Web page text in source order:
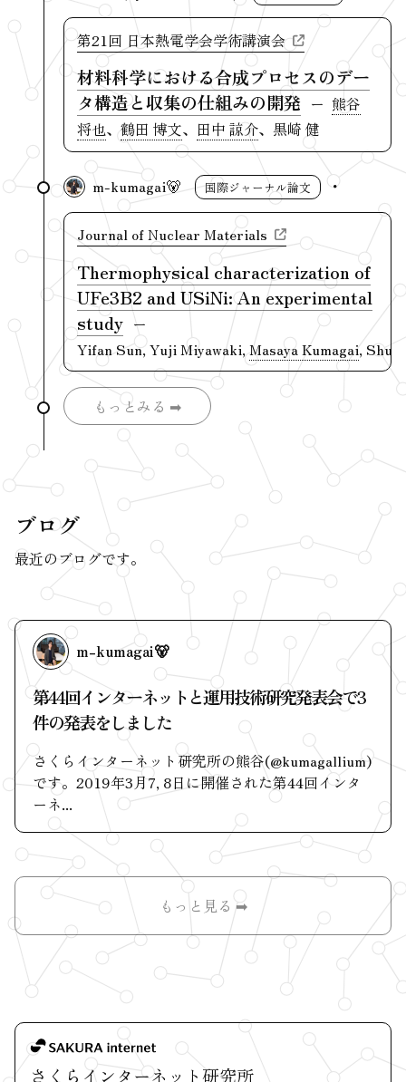
第21回 日本熱電学会学術講演会
材料科学における合成プロセスのデー
タ構造と収集の仕組みの開発
熊谷
将也、鶴田 博文、 田中 諒介、黒崎 健
m-kumagai🐻 国際ジャーナル論文
Journal of Nuclear Materials
Thermophysical characterization of
UFe3B2 and USiNi: An experimental
study
Yifan Sun, Yuji Miyawaki,Masaya Kumagai,
もっとみる ➡︎
ブログ
最近のブログです。
m-kumagai🐻
第44回インターネットと運用技術研究発表会で3
件の発表をしました
さくらインターネット研究所の熊谷(@kumagallium)
です。2019年3月7, 8日に開催された第44回インタ
ーネ...
もっと見る ➡︎
さくらインターネット研究所